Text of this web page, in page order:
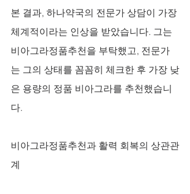
본 결과, 하나약국의 전문가 상담이 가장
체계적이라는 인상을 받았습니다. 그는
비아그라정품추천을 부탁했고, 전문가
는 그의 상태를 꼼꼼히 체크한 후 가장 낮
은 용량의 정품 비아그라를 추천했습니
다.
비아그라정품추천과 활력 회복의 상관관
계